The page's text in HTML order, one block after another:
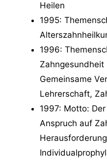
Heilen
1995:
1996:
Zahngesundheit
Gemeinsame
Lehrerschaft,
1997: Motto:
Anspruch auf